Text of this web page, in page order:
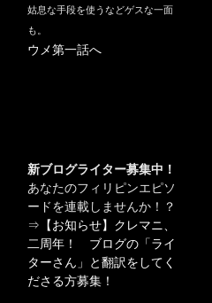
姑息な手段を使うなどゲスな一面
も。
ウメ第一話へ
新ブログライター募集中！
あなたのフィリピンエピソ
ードを連載しませんか！？
⇒ 【お知らせ】クレマニ、
二周年！ ブログの「ライ
ターさん」と翻訳をしてく
ださる方募集！